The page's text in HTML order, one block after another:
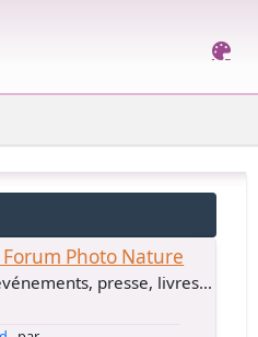
Photo Nature
presse, livres...